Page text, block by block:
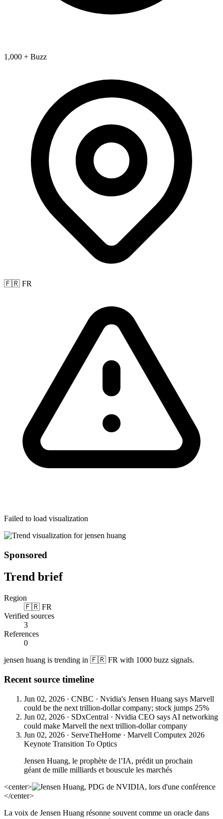
1,000 + Buzz
🇫🇷 FR
Failed to load visualization
Sponsored
Trend brief
Region
🇫🇷 FR
Verified sources
3
References
0
jensen huang is trending in 🇫🇷 FR with 1000 buzz signals.
Recent source timeline
Jun 02, 2026 · CNBC · Nvidia's Jensen Huang says Marvell
could be the next trillion-dollar company; stock jumps 25%
Jun 02, 2026 · SDxCentral · Nvidia CEO says AI networking
could make Marvell the next trillion-dollar company
Jun 02, 2026 · ServeTheHome · Marvell Computex 2026
Keynote Transition To Optics
Jensen Huang, le prophète de l’IA, prédit un prochain
géant de mille milliards et bouscule les marchés
<center>
</center>
La voix de Jensen Huang résonne souvent comme un oracle dans